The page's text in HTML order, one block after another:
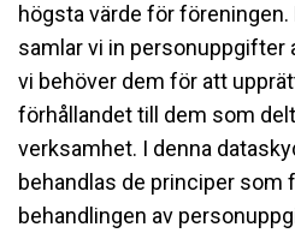
högsta värde för föreningen.
samlar vi in personuppgifter
vi behöver dem för att
förhållandet till dem som
verksamhet. I denna
behandlas de principer som
behandlingen av